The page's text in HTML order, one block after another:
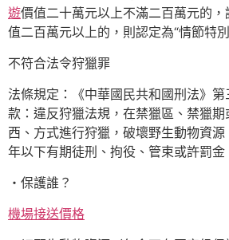
遊價值二十萬元以上不滿二百萬元的，
值二百萬元以上的，則認定為“情節特別
不符合法令狩獵罪
法條規定：《中華國民共和國刑法》
款：違反狩獵法規，在禁獵區、禁獵
西、方式進行狩獵，破壞野生動物資
年以下有期徒刑、拘役、管束或許罰金
・保護誰？
機場接送價格